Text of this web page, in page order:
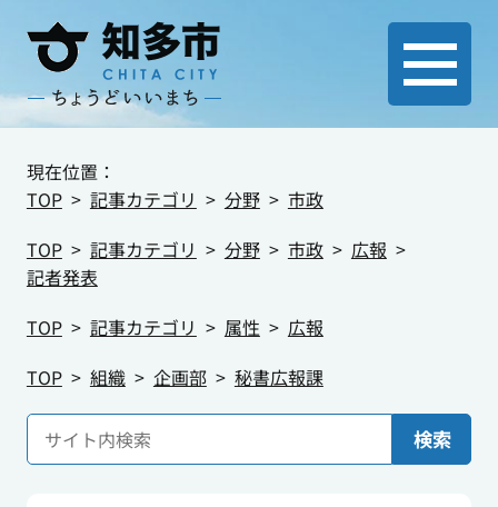
現在位置：
TOP
記事カテゴリ 分野
市政
TOP
記事カテゴリ 分野 市政
広報
記者発表
TOP
記事カテゴリ 属性
広報
TOP
組織 企画部 秘書広報課
検索